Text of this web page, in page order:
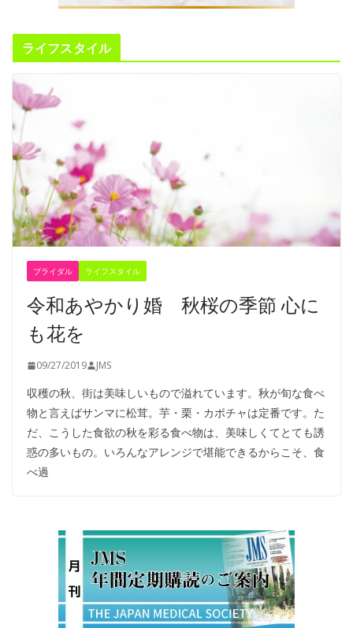
ライフスタイル
ブライダル ライフスタイル
令和あやかり婚 秋桜の季節 心に
も花を
09/27/2019 JMS
収穫の秋、街は美味しいもので溢れています。秋が旬な食べ
物と言えばサンマに松茸。芋・栗・カボチャは定番です。た
だ、こうした食欲の秋を彩る食べ物は、美味しくてとても誘
惑の多いもの。いろんなアレンジで堪能できるからこそ、食
べ過